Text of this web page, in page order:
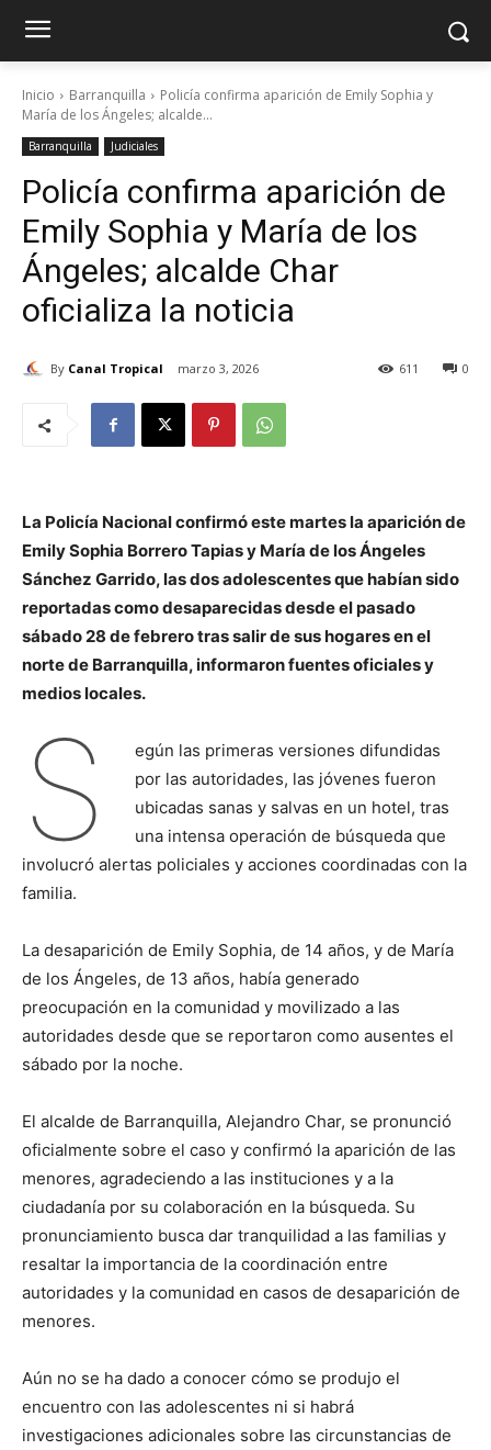
Inicio Barranquilla
Policía confirma aparición de Emily Sophia y
María de los Ángeles; alcalde...
Barranquilla Judiciales
Policía confirma aparición de
Emily Sophia y María de los
Ángeles; alcalde Char
oficializa la noticia
By Canal Tropical marzo 3, 2026 0
611
La Policía Nacional confirmó este martes la aparición de
Emily Sophia Borrero Tapias y María de los Ángeles
Sánchez Garrido, las dos adolescentes que habían sido
reportadas como desaparecidas desde el pasado
sábado 28 de febrero tras salir de sus hogares en el
norte de Barranquilla, informaron fuentes oficiales y
medios locales.
S
egún las primeras versiones difundidas
por las autoridades, las jóvenes fueron
ubicadas sanas y salvas en un hotel, tras
una intensa operación de búsqueda que
involucró alertas policiales y acciones coordinadas con la
familia.
La desaparición de Emily Sophia, de 14 años, y de María
de los Ángeles, de 13 años, había generado
preocupación en la comunidad y movilizado a las
autoridades desde que se reportaron como ausentes el
sábado por la noche.
El alcalde de Barranquilla, Alejandro Char, se pronunció
oficialmente sobre el caso y confirmó la aparición de las
menores, agradeciendo a las instituciones y a la
ciudadanía por su colaboración en la búsqueda. Su
pronunciamiento busca dar tranquilidad a las familias y
resaltar la importancia de la coordinación entre
autoridades y la comunidad en casos de desaparición de
menores.
Aún no se ha dado a conocer cómo se produjo el
encuentro con las adolescentes ni si habrá
investigaciones adicionales sobre las circunstancias de